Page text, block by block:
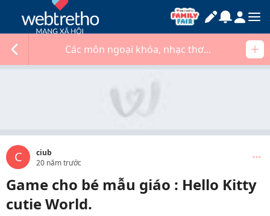
Các môn ngoại khóa, nhạc thơ...
C
ciub
20 năm trước
Game cho bé mẫu giáo : Hello Kitty
cutie World.